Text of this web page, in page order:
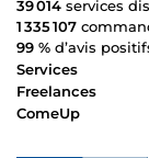
39 014 services
1 335 107
99 % d’avis
Services
Freelances
ComeUp